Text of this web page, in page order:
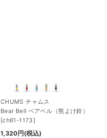
CHUMS チャムス
Bear Bell ベアベル（熊よけ鈴）
[ch61-1173]
1,320円(税込)